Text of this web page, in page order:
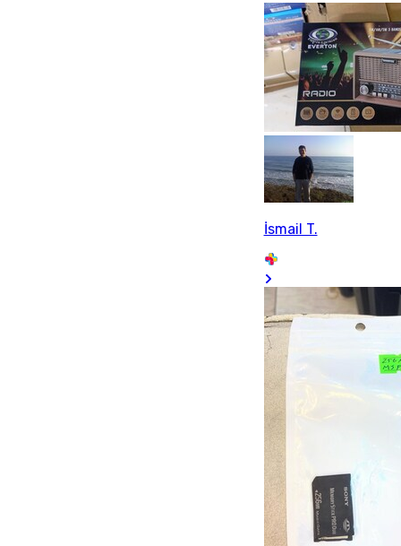
İsmail T.